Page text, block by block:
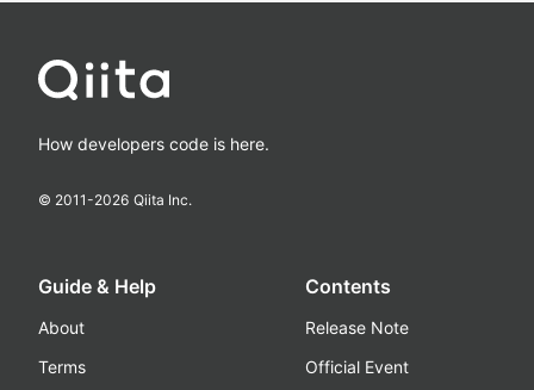
How developers code is here.
© 2011-2026 Qiita Inc.
Guide & Help
About
Terms
Contents
Release Note
Official Event